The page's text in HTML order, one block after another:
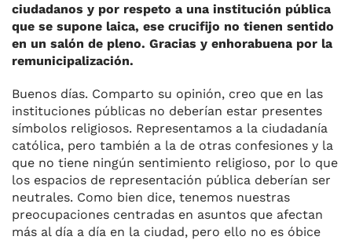
ciudadanos y por respeto a una institución pública
que se supone laica, ese crucifijo no tienen sentido
en un salón de pleno. Gracias y enhorabuena por la
remunicipalización.
Buenos días. Comparto su opinión, creo que en las
instituciones públicas no deberían estar presentes
símbolos religiosos. Representamos a la ciudadanía
católica, pero también a la de otras confesiones y la
que no tiene ningún sentimiento religioso, por lo que
los espacios de representación pública deberían ser
neutrales. Como bien dice, tenemos nuestras
preocupaciones centradas en asuntos que afectan
más al día a día en la ciudad, pero ello no es óbice